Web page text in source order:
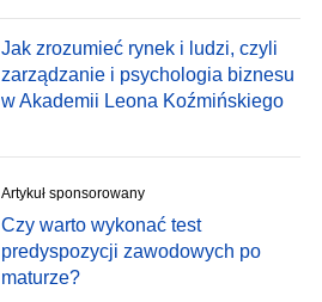
Jak zrozumieć rynek i ludzi, czyli
zarządzanie i psychologia biznesu
w Akademii Leona Koźmińskiego
Artykuł sponsorowany
Czy warto wykonać test
predyspozycji zawodowych po
maturze?